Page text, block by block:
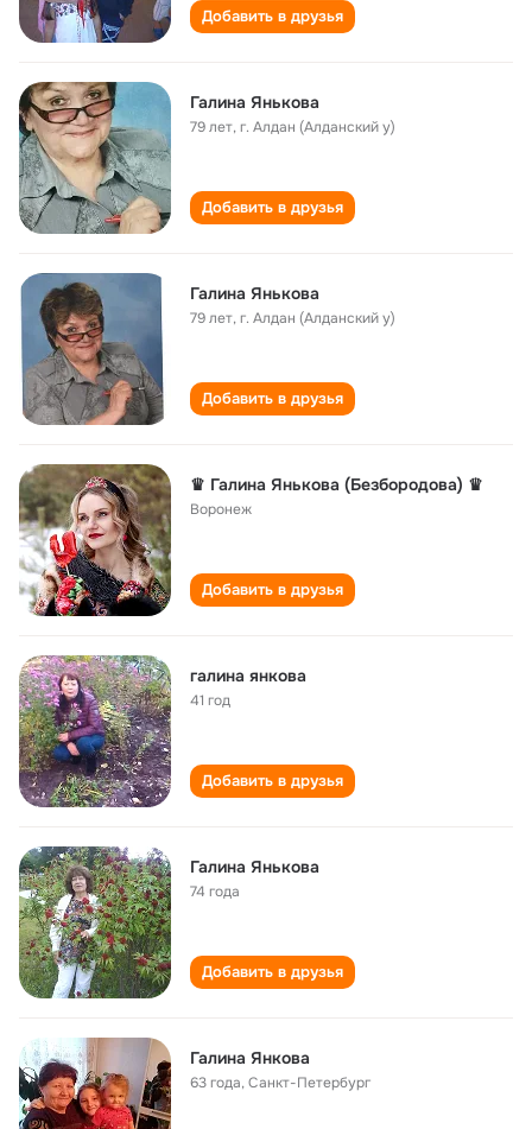
Добавить в друзья
Галина Янькова
79 лет,г. Алдан (Алданский у)
Добавить в друзья
Галина Янькова
79 лет,г. Алдан (Алданский у)
Добавить в друзья
♛ Галина Янькова (Безбородова) ♛
Воронеж
Добавить в друзья
галина янкова
41 год
Добавить в друзья
Галина Янькова
74 года
Добавить в друзья
Галина Янкова
63 года,Санкт-Петербург